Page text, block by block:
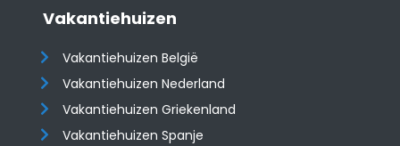
Vakantiehuizen
Vakantiehuizen België
Vakantiehuizen Nederland
Vakantiehuizen Griekenland
Vakantiehuizen Spanje